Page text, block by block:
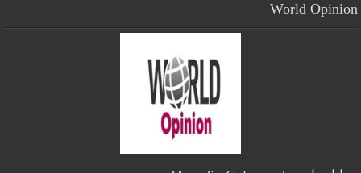
World Opinion